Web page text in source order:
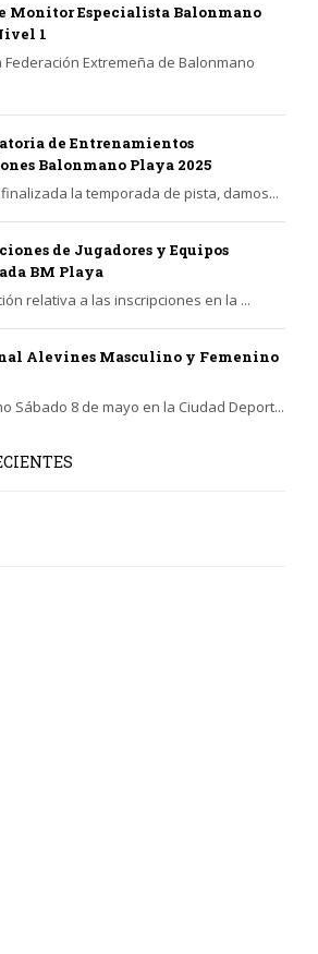
Monitor Especialista Balonmano
1
Federación Extremeña de Balonmano
de Entrenamientos
Balonmano Playa 2025
la temporada de pista, damos...
de Jugadores y Equipos
BM Playa
relativa a las inscripciones en la ...
Alevines Masculino y Femenino
Sábado 8 de mayo en la Ciudad Deport...